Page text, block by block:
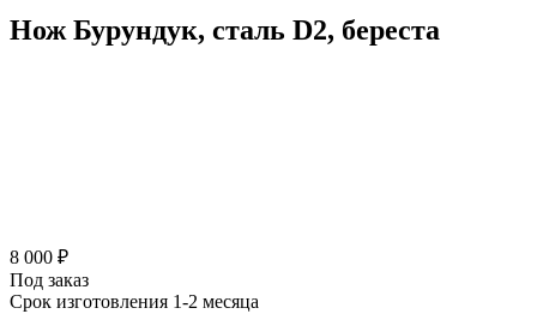
Нож Бурундук, сталь D2, береста
8 000 ₽
Под заказ
Срок изготовления 1-2 месяца